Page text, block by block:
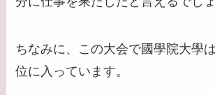
ちなみに、この大会で國學院大學
位に入っています。